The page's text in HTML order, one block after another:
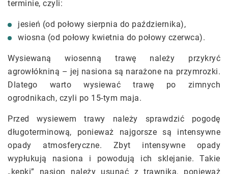
terminie, czyli:
jesień (od połowy sierpnia do października),
wiosna (od połowy kwietnia do połowy czerwca).
Wysiewaną wiosenną trawę należy przykryć
agrowłókniną – jej nasiona są narażone na przymrozki.
Dlatego warto wysiewać trawę po zimnych
ogrodnikach, czyli po 15-tym maja.
Przed wysiewem trawy należy sprawdzić pogodę
długoterminową, ponieważ najgorsze są intensywne
opady atmosferyczne. Zbyt intensywne opady
wypłukują nasiona i powodują ich sklejanie. Takie
„kępki” nasion należy usunąć z trawnika, ponieważ